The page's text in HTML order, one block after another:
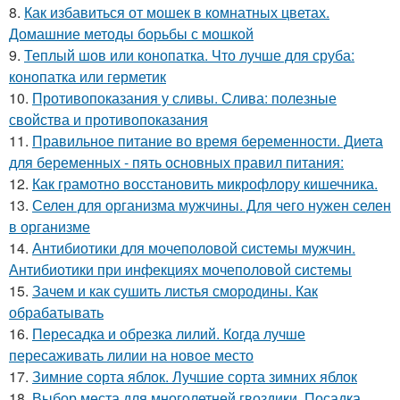
8. Как избавиться от мошек в комнатных цветах.
Домашние методы борьбы с мошкой
9. Теплый шов или конопатка. Что лучше для сруба:
конопатка или герметик
10. Противопоказания у сливы. Слива: полезные
свойства и противопоказания
11. Правильное питание во время беременности. Диета
для беременных - пять основных правил питания:
12. Как грамотно восстановить микрофлору кишечника.
13. Селен для организма мужчины. Для чего нужен селен
в организме
14. Антибиотики для мочеполовой системы мужчин.
Антибиотики при инфекциях мочеполовой системы
15. Зачем и как сушить листья смородины. Как
обрабатывать
16. Пересадка и обрезка лилий. Когда лучше
пересаживать лилии на новое место
17. Зимние сорта яблок. Лучшие сорта зимних яблок